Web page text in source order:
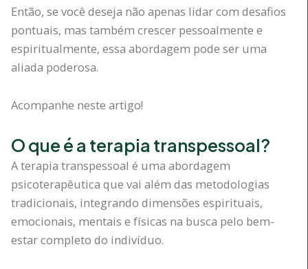
Então, se você deseja não apenas lidar com desafios
pontuais, mas também crescer pessoalmente e
espiritualmente, essa abordagem pode ser uma
aliada poderosa.
Acompanhe neste artigo!
O que é a terapia transpessoal?
A terapia transpessoal é uma abordagem
psicoterapêutica que vai além das metodologias
tradicionais, integrando dimensões espirituais,
emocionais, mentais e físicas na busca pelo bem-
estar completo do indivíduo.